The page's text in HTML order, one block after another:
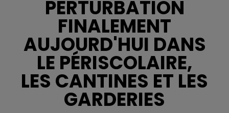
PERTURBATION
FINALEMENT
AUJOURD'HUI DANS
LE PÉRISCOLAIRE,
LES CANTINES ET LES
GARDERIES